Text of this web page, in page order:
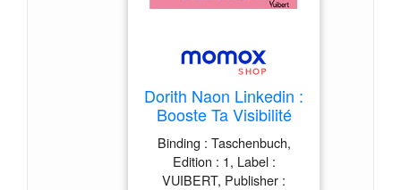
Dorith Naon Linkedin :
Booste Ta Visibilité
Binding : Taschenbuch,
Edition : 1, Label :
VUIBERT, Publisher :